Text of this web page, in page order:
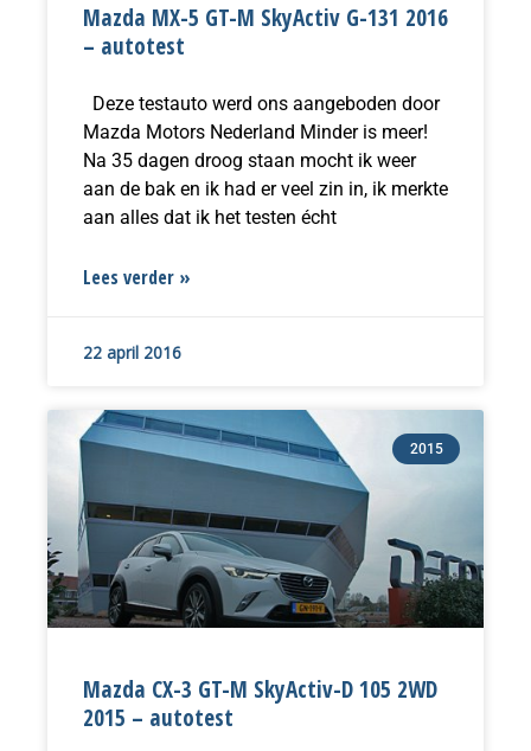
Mazda MX-5 GT-M SkyActiv G-131 2016
– autotest
Deze testauto werd ons aangeboden door
Mazda Motors Nederland Minder is meer!
Na 35 dagen droog staan mocht ik weer
aan de bak en ik had er veel zin in, ik merkte
aan alles dat ik het testen écht
Lees verder »
22 april 2016
2015
Mazda CX-3 GT-M SkyActiv-D 105 2WD
2015 – autotest